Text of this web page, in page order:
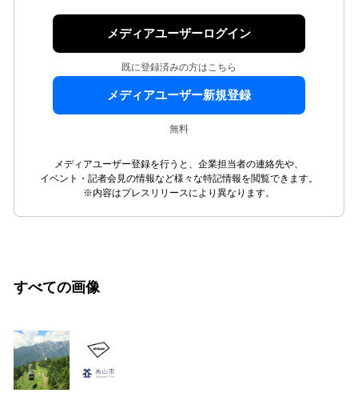
メディアユーザーログイン
既に登録済みの方はこちら
メディアユーザー新規登録
無料
メディアユーザー登録を行うと、企業担当者の連絡先や、
イベント・記者会見の情報など様々な特記情報を閲覧できます。
※内容はプレスリリースにより異なります。
すべての画像